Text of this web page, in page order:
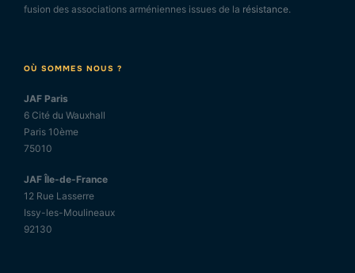
fusion des associations arméniennes issues de la résistance.
OÙ SOMMES NOUS ?
JAF Paris
6 Cité du Wauxhall
Paris 10ème
75010
JAF Île-de-France
12 Rue Lasserre
Issy-les-Moulineaux
92130